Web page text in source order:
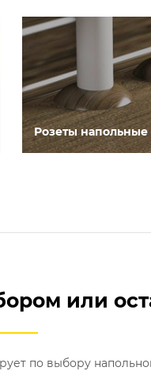
Розеты напольные
или
по выбору